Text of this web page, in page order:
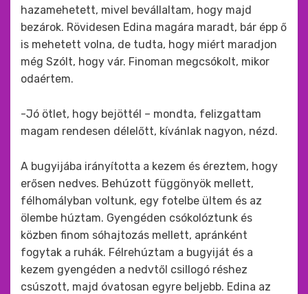
hazamehetett, mivel bevállaltam, hogy majd
bezárok. Rövidesen Edina magára maradt, bár épp ő
is mehetett volna, de tudta, hogy miért maradjon
még Szólt, hogy vár. Finoman megcsókolt, mikor
odaértem.
-Jó ötlet, hogy bejöttél – mondta, felizgattam
magam rendesen délelőtt, kívánlak nagyon, nézd.
A bugyijába irányította a kezem és éreztem, hogy
erősen nedves. Behúzott függönyök mellett,
félhomályban voltunk, egy fotelbe ültem és az
ölembe húztam. Gyengéden csókolóztunk és
közben finom sóhajtozás mellett, apránként
fogytak a ruhák. Félrehúztam a bugyiját és a
kezem gyengéden a nedvtől csillogó réshez
csúszott, majd óvatosan egyre beljebb. Edina az